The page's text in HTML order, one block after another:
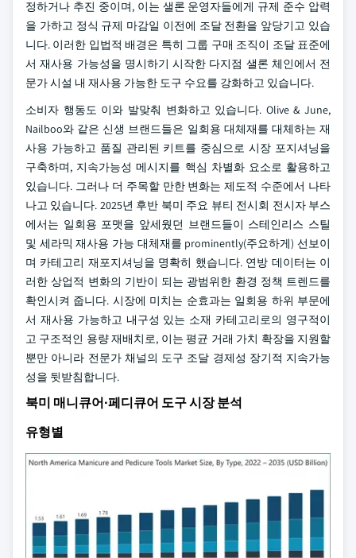
정하거나 추진 중이며, 이는 샐론 운영자들에게 규제 준수 압력
을 가하고 정식 규제 마감일 이전에 조달 전환을 앞당기고 있습
니다. 이러한 입법적 배경은 특히 그룹 구매 조직이 조달 표준에
서 재사용 가능성을 명시하기 시작한 다지점 샐론 체인에서 전
문가 시설 내 재사용 가능한 도구 수요를 강화하고 있습니다.
소비자 행동도 이와 발맞춰 변화하고 있습니다. Olive & June,
Nailboo와 같은 신생 브랜드들은 일회용 대체재를 대체하는 재
사용 가능하고 품질 관리된 키트를 중심으로 시장 포지셔닝을
구축하며, 지속가능성 메시지를 핵심 차별화 요소로 활용하고
있습니다. 그러나 더 주목할 만한 변화는 제도적 수준에서 나타
나고 있습니다. 2025년 후반 북미 주요 뷰티 전시회 전시자 부스
에서는 일회용 포맷을 앞세웠던 브랜드들이 스테인리스 스틸
및 세라믹 재사용 가능 대체재를 prominently(주요하게) 선보이
며 카테고리 재포지셔닝을 명확히 했습니다. 연방 데이터는 이
러한 상업적 변화의 기반이 되는 광범위한 환경 정책 트렌드를
확인시켜 줍니다. 시장에 미치는 순효과는 일회용 하위 부문에
서 재사용 가능하고 내구성 있는 소재 카테고리로의 영구적이
고 구조적인 용량 재배치로, 이는 평균 거래 가치 확장을 지원할
뿐만 아니라 전문가 채널의 도구 조달 경제성 장기적 지속가능
성을 뒷받침합니다.
북미 매니큐어·페디큐어 도구 시장 분석
유형별